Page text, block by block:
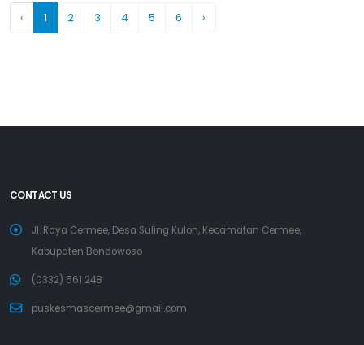
‹ 1 2 3 4 5 6 ›
CONTACT US
Jl. Raya Cermee, Desa Suling Kulon, Kecamatan Cermee,
Kabupaten Bondowoso
(0332) 561 248
puskesmascermee@gmail.com